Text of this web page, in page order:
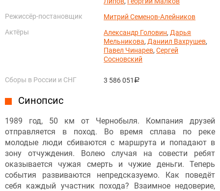
Режиссёр-постановщик
Митрий Семенов-Алейников
Актёры
Александр Головин, Дарья
Мельникова, Даниил Вахрушев,
Павел Чинарев,Сергей
Сосновский
Сборы в России и СНГ 3 586 051руб.
Синопсис
1989 год, 50 км от Чернобыля. Компания друзей
отправляется в поход. Во время сплава по реке
молодые люди сбиваются с маршрута и попадают в
зону отчуждения. Волею случая на совести ребят
оказывается чужая смерть и чужие деньги. Теперь
события развиваются непредсказуемо. Как поведёт
себя каждый участник похода? Взаимное недоверие,